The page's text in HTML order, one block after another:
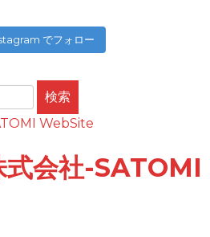
でフォロー
式会社-SATOMI